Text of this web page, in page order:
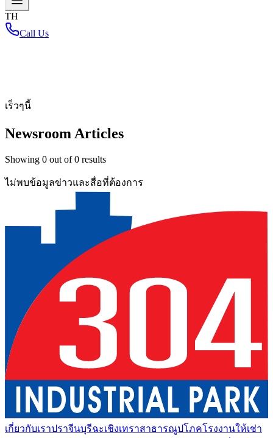
TH
Call Us
เร็วๆนี้
Newsroom Articles
Showing 0 out of0 results
ไม่พบข้อมูลข่าวและสื่อที่ต้องการ
เกี่ยวกับเราปราจีนบุรีฉะเชิงเทราสาธารณูปโภคโรงงานให้เช่า